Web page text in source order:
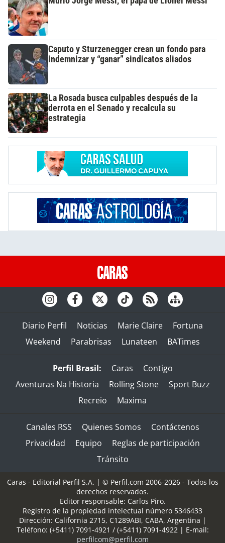
Caputo y Sturzenegger crean un fondo para
indemnizar y “ganar” sindicatos aliados
La Rosada busca culpables después de la
derrota en el Senado y recalcula su
estrategia
Diario Perfil Noticias Marie Claire
Fortuna
Weekend
Parabrisas Lunateen BATimes
Perfil Brasil: Caras
Contigo
Aventuras Na Historia
Rolling Stone
Sport Buzz
Recreio
Maxima
Canales RSS Quienes Somos
Contáctenos
Privacidad
Equipo
Reglas de participación
Tránsito
Caras - Editorial Perfil S.A. | © Perfil.com 2006-2026 - Todos los
derechos reservados.
Editor responsable: Carlos Piro.
Registro de la propiedad intelectual número 5346433
Dirección: California 2715, C1289ABI, CABA, Argentina |
Teléfono: (+5411) 7091-4921 / (+5411) 7091-4922 | E-mail:
perfilcom@perfil.com